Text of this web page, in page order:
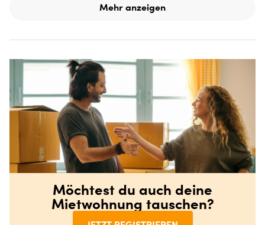
Mehr anzeigen
Möchtest du auch deine
Mietwohnung tauschen?